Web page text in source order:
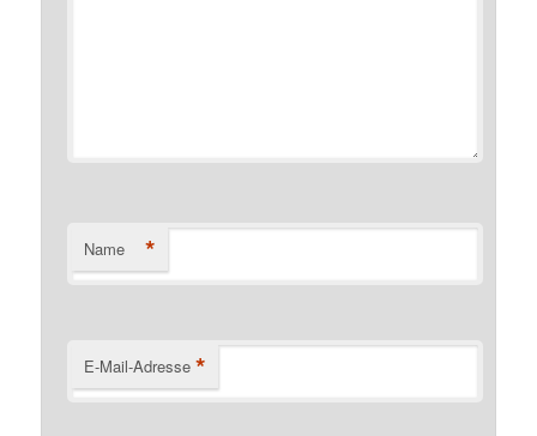
Name *
E-Mail-Adresse *